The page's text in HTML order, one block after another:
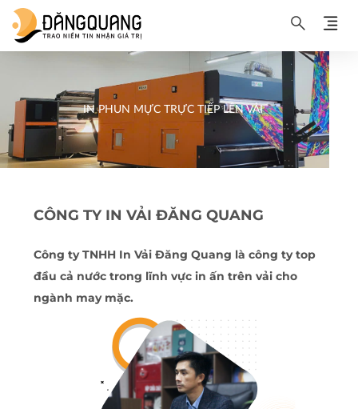
IN PHUN MỰC TRỰC TIẾP LÊN VẢI
CÔNG TY IN VẢI ĐĂNG QUANG
Công ty TNHH In Vải Đăng Quang là công ty top
đầu cả nước trong lĩnh vực in ấn trên vải cho
ngành may mặc.